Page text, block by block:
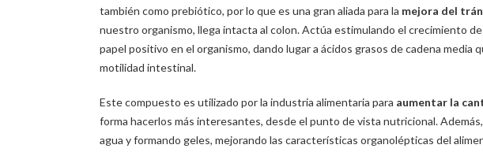
también como prebiótico, por lo que es una gran aliada para la mejora del
nuestro organismo, llega intacta al colon. Actúa estimulando el crecimiento
papel positivo en el organismo, dando lugar a ácidos grasos de cadena media
motilidad intestinal.
Este compuesto es utilizado por la industria alimentaria para aumentar la
forma hacerlos más interesantes, desde el punto de vista nutricional.
agua y formando geles, mejorando las características organolépticas del